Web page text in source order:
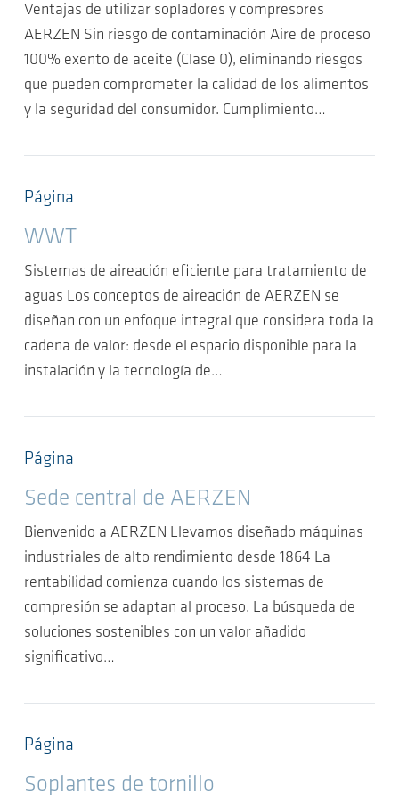
Ventajas de utilizar sopladores y compresores
AERZEN Sin riesgo de contaminación Aire de proceso
100% exento de aceite (Clase 0), eliminando riesgos
que pueden comprometer la calidad de los alimentos
y la seguridad del consumidor. Cumplimiento…
Página
WWT
Sistemas de aireación eficiente para tratamiento de
aguas Los conceptos de aireación de AERZEN se
diseñan con un enfoque integral que considera toda la
cadena de valor: desde el espacio disponible para la
instalación y la tecnología de…
Página
Sede central de AERZEN
Bienvenido a AERZEN Llevamos diseñado máquinas
industriales de alto rendimiento desde 1864 La
rentabilidad comienza cuando los sistemas de
compresión se adaptan al proceso. La búsqueda de
soluciones sostenibles con un valor añadido
significativo…
Página
Soplantes de tornillo